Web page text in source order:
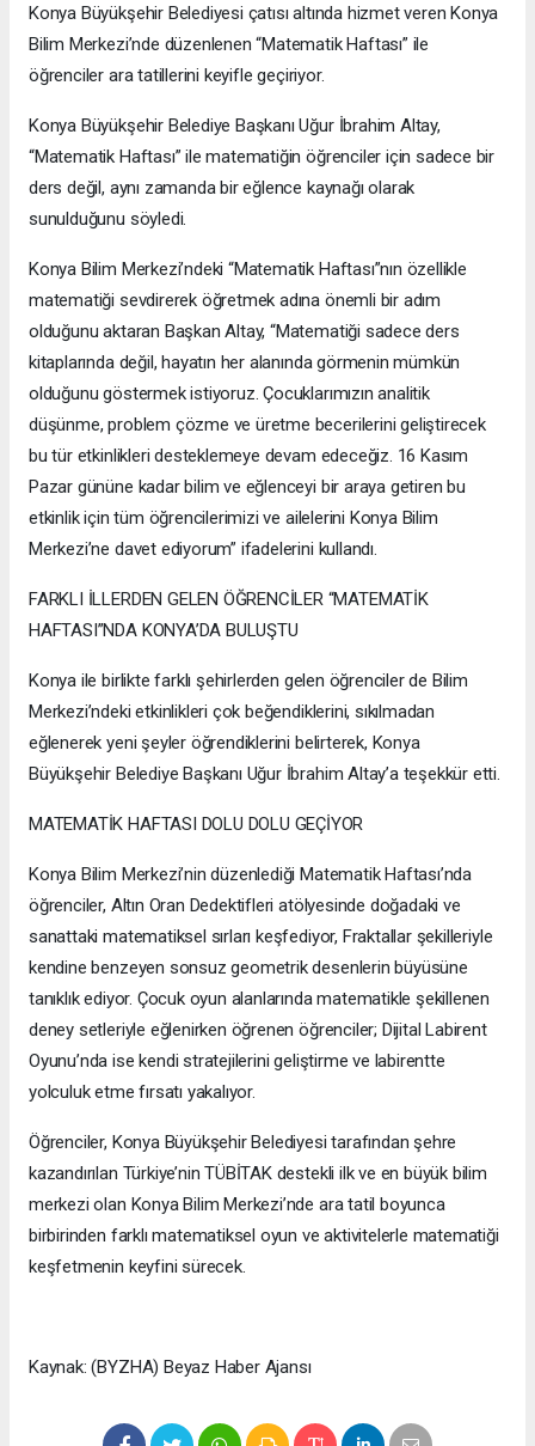
Konya Büyükşehir Belediyesi çatısı altında hizmet veren Konya
Bilim Merkezi’nde düzenlenen “Matematik Haftası” ile
öğrenciler ara tatillerini keyifle geçiriyor.
Konya Büyükşehir Belediye Başkanı Uğur İbrahim Altay,
“Matematik Haftası” ile matematiğin öğrenciler için sadece bir
ders değil, aynı zamanda bir eğlence kaynağı olarak
sunulduğunu söyledi.
Konya Bilim Merkezi’ndeki “Matematik Haftası”nın özellikle
matematiği sevdirerek öğretmek adına önemli bir adım
olduğunu aktaran Başkan Altay, “Matematiği sadece ders
kitaplarında değil, hayatın her alanında görmenin mümkün
olduğunu göstermek istiyoruz. Çocuklarımızın analitik
düşünme, problem çözme ve üretme becerilerini geliştirecek
bu tür etkinlikleri desteklemeye devam edeceğiz. 16 Kasım
Pazar gününe kadar bilim ve eğlenceyi bir araya getiren bu
etkinlik için tüm öğrencilerimizi ve ailelerini Konya Bilim
Merkezi’ne davet ediyorum” ifadelerini kullandı.
FARKLI İLLERDEN GELEN ÖĞRENCİLER “MATEMATİK
HAFTASI”NDA KONYA’DA BULUŞTU
Konya ile birlikte farklı şehirlerden gelen öğrenciler de Bilim
Merkezi’ndeki etkinlikleri çok beğendiklerini, sıkılmadan
eğlenerek yeni şeyler öğrendiklerini belirterek, Konya
Büyükşehir Belediye Başkanı Uğur İbrahim Altay’a teşekkür etti.
MATEMATİK HAFTASI DOLU DOLU GEÇİYOR
Konya Bilim Merkezi’nin düzenlediği Matematik Haftası’nda
öğrenciler, Altın Oran Dedektifleri atölyesinde doğadaki ve
sanattaki matematiksel sırları keşfediyor, Fraktallar şekilleriyle
kendine benzeyen sonsuz geometrik desenlerin büyüsüne
tanıklık ediyor. Çocuk oyun alanlarında matematikle şekillenen
deney setleriyle eğlenirken öğrenen öğrenciler; Dijital Labirent
Oyunu’nda ise kendi stratejilerini geliştirme ve labirentte
yolculuk etme fırsatı yakalıyor.
Öğrenciler, Konya Büyükşehir Belediyesi tarafından şehre
kazandırılan Türkiye’nin TÜBİTAK destekli ilk ve en büyük bilim
merkezi olan Konya Bilim Merkezi’nde ara tatil boyunca
birbirinden farklı matematiksel oyun ve aktivitelerle matematiği
keşfetmenin keyfini sürecek.
Kaynak: (BYZHA) Beyaz Haber Ajansı